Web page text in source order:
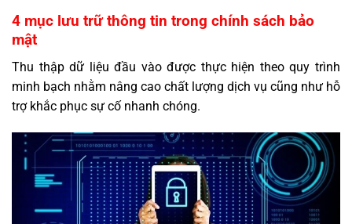
4 mục lưu trữ thông tin trong chính sách bảo
mật
Thu thập dữ liệu đầu vào được thực hiện theo quy trình
minh bạch nhằm nâng cao chất lượng dịch vụ cũng như hỗ
trợ khắc phục sự cố nhanh chóng.